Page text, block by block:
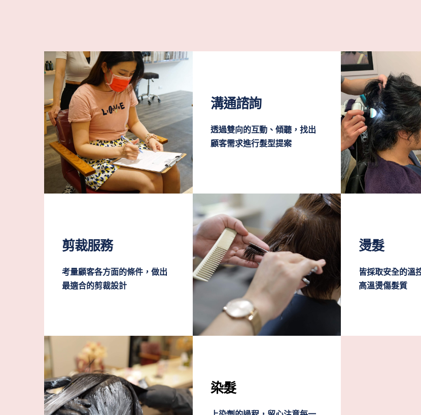
溝通諮詢
透過雙向的互動、傾聽，找出
顧客需求進行髮型提案
剪裁服務
考量顧客各方面的條件，做出
最適合的剪裁設計
燙髮
皆採取安全的溫
高溫燙傷髮質
染髮